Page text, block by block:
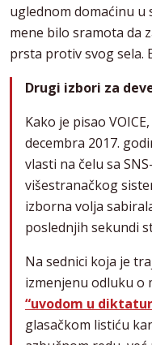
uglednom domaćinu u
mene bilo sramota da
prsta protiv svog sela.
Drugi izbori za
Kako je pisao
decembra 2017.
vlasti na čelu sa
višestranačkog
izborna volja
poslednjih sekundi
Na sednici koja je
izmenjenu odluku o
“uvodom u
glasačkom listiću